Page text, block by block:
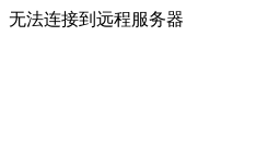
无法连接到远程服务器